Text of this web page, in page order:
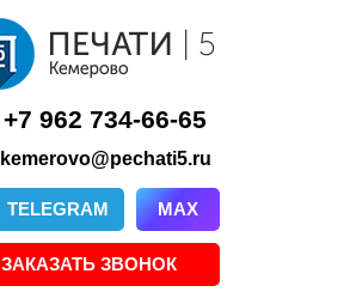
+7 962 734-66-65
kemerovo@pechati5.ru
TELEGRAM MAX
ЗАКАЗАТЬ ЗВОНОК